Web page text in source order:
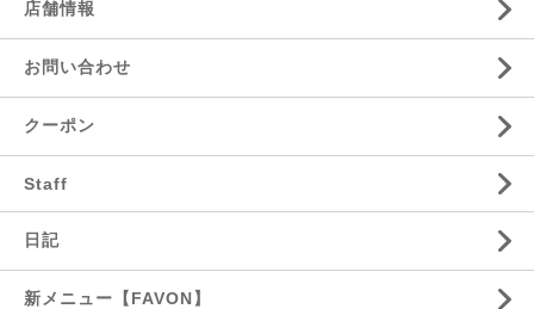
店舗情報
お問い合わせ
クーポン
Staff
日記
新メニュー【FAVON】